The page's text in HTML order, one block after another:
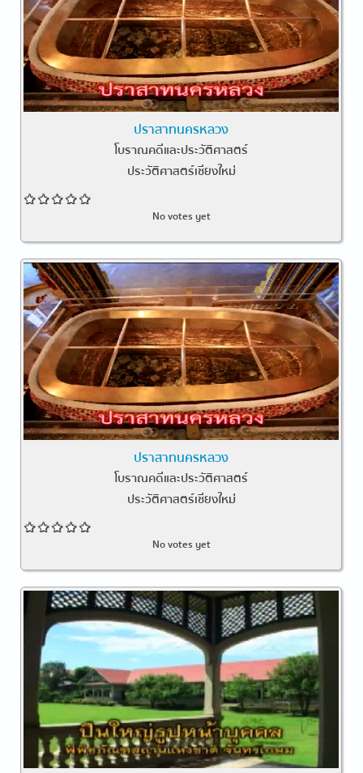
ปราสาทนครหลวง
โบราณคดีและประวัติศาสตร์
ประวัติศาสตร์เชียงใหม่
No votes yet
ปราสาทนครหลวง
โบราณคดีและประวัติศาสตร์
ประวัติศาสตร์เชียงใหม่
No votes yet